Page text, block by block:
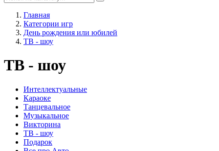
Главная
Категории игр
День рождения или юбилей
ТВ - шоу
ТВ - шоу
Интеллектуальные
Караоке
Танцевальное
Музыкальное
Викторина
ТВ - шоу
Подарок